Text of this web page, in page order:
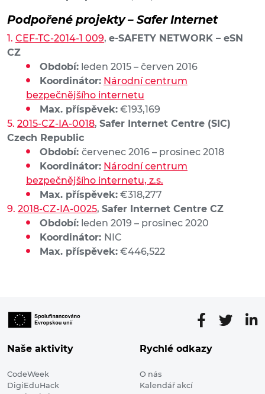
Podpořené projekty – Safer Internet
CEF-TC-2014-1 009, e-SAFETY NETWORK – eSN
CZ
Období: leden 2015 – červen 2016
Koordinátor: Národní centrum
bezpečnějšího internetu
Max. příspěvek: €193,169
2015-CZ-IA-0018, Safer Internet Centre (SIC)
Czech Republic
Období: červenec 2016 – prosinec 2018
Koordinátor: Národní centrum
bezpečnějšího internetu, z.s.
Max. příspěvek: €318,277
2018-CZ-IA-0025, Safer Internet Centre CZ
Období: leden 2019 – prosinec 2020
Koordinátor: NIC
Max. příspěvek: €446,522
Naše aktivity
CodeWeek
DigiEduHack
Rychlé odkazy
O nás
Kalendář akcí